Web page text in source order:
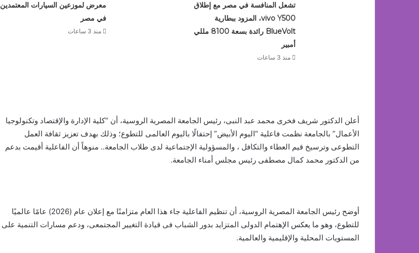
تشعل المنافسة في مصر مع إطلاق
vivo Y500، المزود ببطارية
BlueVolt رائدة بسعة 8100 مللي
أمبير
منذ 3 ساعات
معرض لموزعين السيارات المعتمدين
في مصر
منذ 3 ساعات
أعلن الدكتور شريف فخرى محمد عبد النبى، رئيس الجامعة المصرية الروسية، أن “كلية الإدارة والإقتصاد وتكنولوجيا
الأعمال” بالجامعة نظمت فاعلية “اليوم الأبيض” إحتفالًا باليوم العالمى للتطوع؛ وذلك بهدف تعزيز ثقافة العمل
التطوعى وترسيخ قيم العطاء والتكافل ، والمسؤولية الإجتماعية لدى طلاب الجامعة.. منوهاً أن الفاعلية أقيمت بدعم
من الدكتور محمد كمال مصطفى رئيس مجلس أمناء الجامعة.
أوضح رئيس الجامعة المصرية الروسية، أن تنظيم الفاعلية جاء هذا العام متزامنًا مع إعلان عام (2026) عامًا عالميًا
للتطوع، وهو ما يعكس الإهتمام الدولى المتزايد بدور الشباب فى قيادة التغيير المجتمعى، ودعم مسارات التنمية على
المستويات المحلية والإقليمية والعالمية.